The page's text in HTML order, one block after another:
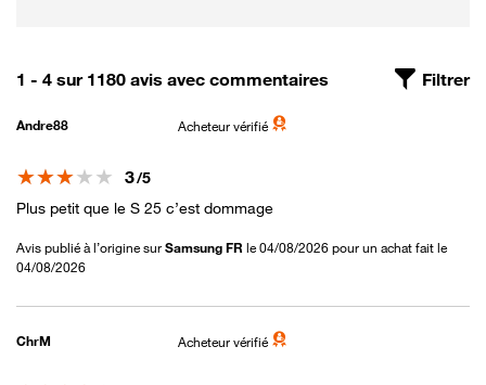
1 - 4 sur 1180 avis avec commentaires Filtrer
Andre88 Acheteur vérifié
Note
3/5
Plus petit que le S 25 c’est dommage
Avis publié à l’origine sur Samsung FR le 04/08/2026 pour un achat fait le
04/08/2026
ChrM Acheteur vérifié